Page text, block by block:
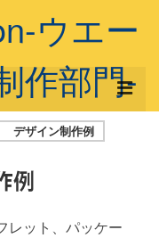
デザイン制作例
例
レット、パッケー